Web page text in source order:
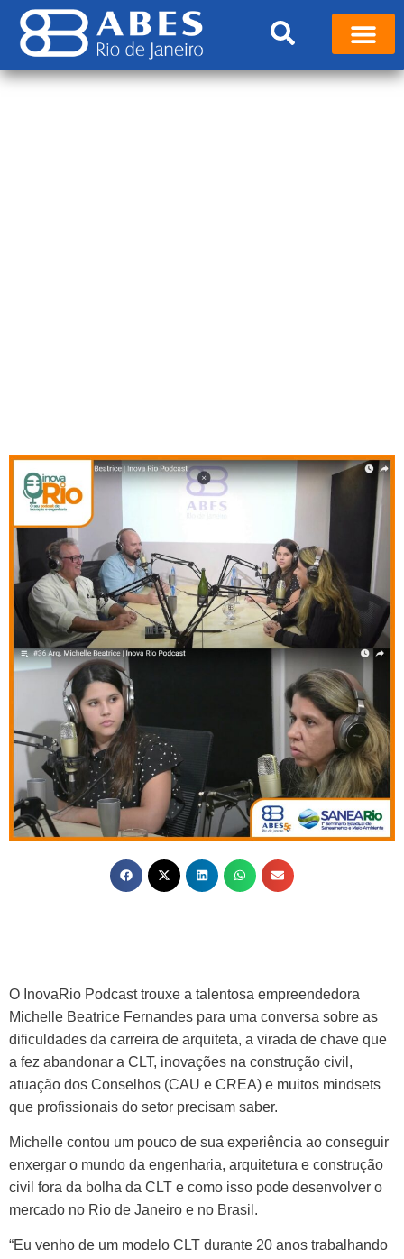
O InovaRio Podcast trouxe a talentosa empreendedora
Michelle Beatrice Fernandes para uma conversa sobre as
dificuldades da carreira de arquiteta, a virada de chave que
a fez abandonar a CLT, inovações na construção civil,
atuação dos Conselhos (CAU e CREA) e muitos mindsets
que profissionais do setor precisam saber.
Michelle contou um pouco de sua experiência ao conseguir
enxergar o mundo da engenharia, arquitetura e construção
civil fora da bolha da CLT e como isso pode desenvolver o
mercado no Rio de Janeiro e no Brasil.
“Eu venho de um modelo CLT durante 20 anos trabalhando